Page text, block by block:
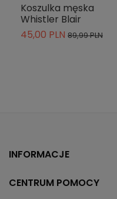
Koszulka męska
Whistler Blair
45,00 PLN 89,99 PLN
INFORMACJE
CENTRUM POMOCY